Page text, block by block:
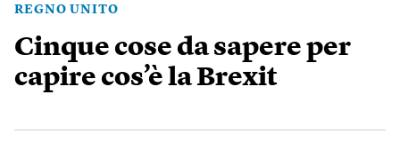
REGNO UNITO
Cinque cose da sapere per
capire cos’è la Brexit